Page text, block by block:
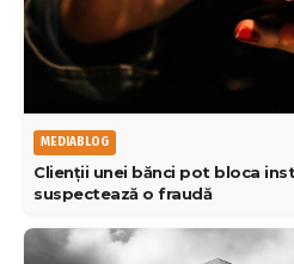
MEDIABLOG
Clienții unei bănci pot bloca
suspectează o fraudă